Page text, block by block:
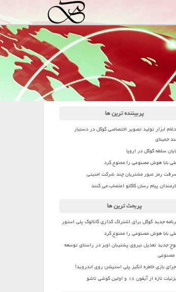
پربیننده ترین ها
ابزار تولید تصویر اختصاصی گوگل در دستیار
جمینای
سلطه گوگل در اروپا
بابا هوش مصنوعی را ممنوع کرد
رمز عبور مشتریان چند شرکت امنیتی
پیام رسان کاکائو اعتصاب می کنند
پربحث ترین ها
جدید گوگل برای اشتراک گذاری کاتالوگ پلی استور
بابا هوش مصنوعی را ممنوع کرد
جدید تعدیل نیروی پشتیبان اوبر در راستای توسعه
بازی خاطره انگیز پلی استیشن روی اندروید!
تازه از آیفون ۱۸ و اولین گوشی تاشو